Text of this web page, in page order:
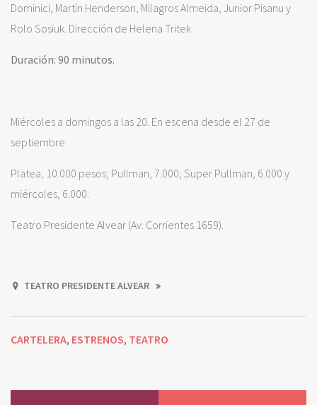
Dominici, Martín Henderson, Milagros Almeida, Junior Pisanu y
Rolo Sosiuk. Dirección de Helena Tritek.
Duración: 90 minutos.
Miércoles a domingos a las 20. En escena desde el 27 de
septiembre.
Platea, 10.000 pesos; Pullman, 7.000; Super Pullman, 6.000 y
miércoles, 6.000.
Teatro Presidente Alvear (Av. Corrientes 1659).
TEATRO PRESIDENTE ALVEAR
CARTELERA, ESTRENOS, TEATRO